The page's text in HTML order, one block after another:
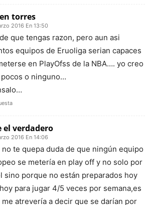
torres
2016 En 13:50
que tengas razon, pero aun asi
equipos de Eruoliga serian capaces
en PlayOfss de la NBA…. yo creo
o ninguno…
el verdadero
2016 En 14:06
no te quepa duda de que ningún equipo
se metería en play off y no solo por
sino porque no están preparados hoy
para jugar 4/5 veces por semana,es
me atrevería a decir que se darían por